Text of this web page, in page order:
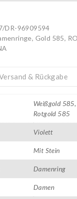
DR-96909594
Gold 585,
& Rückgabe
Weißgold 585,
Rotgold 585
Violett
Mit Stein
Damenring
Damen